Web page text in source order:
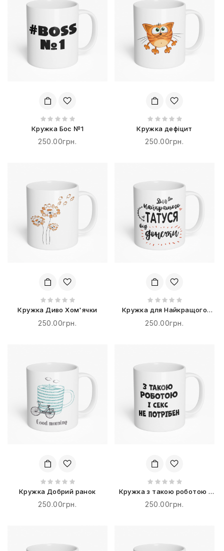
Кружка Бос №1
250.00грн.
Кружка дефіцит
250.00грн.
Кружка Диво Хом'ячки
250.00грн.
Кружка для Найкращого
татуся від донечки
250.00грн.
Кружка Добрий ранок
250.00грн.
Кружка з такою роботою і
секс не потрібен
250.00грн.